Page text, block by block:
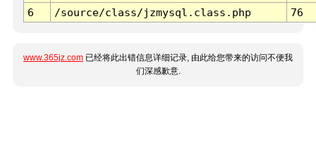
6
/source/class/jzmysql.class.php 76
www.365jz.com 已经将此出错信息详细记录, 由此给您带来的访问不便我
们深感歉意.